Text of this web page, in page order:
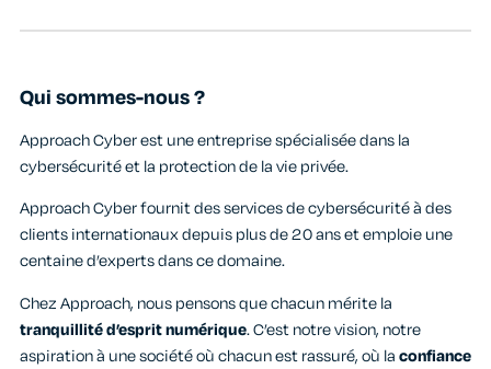
Qui sommes-nous ?
Approach Cyber est une entreprise spécialisée dans la
cybersécurité et la protection de la vie privée.
Approach Cyber fournit des services de cybersécurité à des
clients internationaux depuis plus de 20 ans et emploie une
centaine d’experts dans ce domaine.
Chez Approach, nous pensons que chacun mérite la
tranquillité d’esprit numérique. C’est notre vision, notre
aspiration à une société où chacun est rassuré, où laconfiance